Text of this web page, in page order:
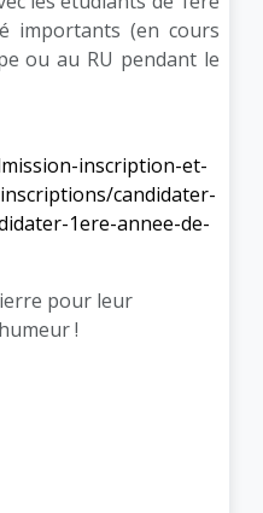
importants (en cours
ou au RU pendant le
inscription-et-
candidater-
1ere-annee-de-
pour leur
!